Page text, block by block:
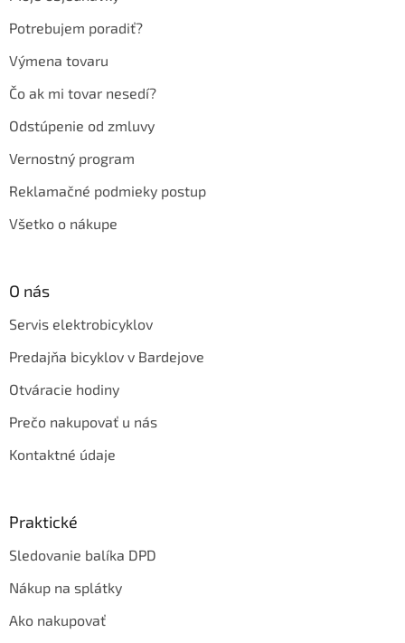
Potrebujem poradiť?
Výmena tovaru
Čo ak mi tovar nesedí?
Odstúpenie od zmluvy
Vernostný program
Reklamačné podmieky postup
Všetko o nákupe
O nás
Servis elektrobicyklov
Predajňa bicyklov v Bardejove
Otváracie hodiny
Prečo nakupovať u nás
Kontaktné údaje
Praktické
Sledovanie balíka DPD
Nákup na splátky
Ako nakupovať